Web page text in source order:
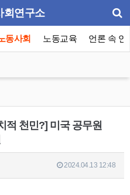
회연구소
동사회 노동교육 언론 속 연
적 천민?] 미국 공무원
2024.04.13 12:48